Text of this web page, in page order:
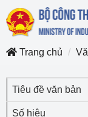
Trang chủ
Tiêu đề văn bản
Số hiệu